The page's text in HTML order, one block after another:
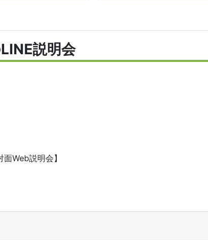
説明会
Web説明会】